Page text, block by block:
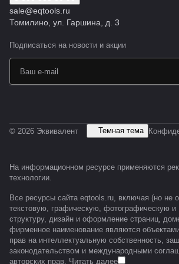
sale@eqtools.ru
Томилино, ул. Гаршина, д. 3
Подписаться на новости и акции
© 2026 Эквивалент Темная тема
На информационном ресурсе применяются
технологии.
Все ресурсы сайта eqtools.ru, включая (но не
текстовую, графическую, фотографическую
структуру, дизайн и оформление страниц,
фирменное наименование являются
прав на интеллектуальную собственность,
законодательством и международными
авторских прав. Читать далее